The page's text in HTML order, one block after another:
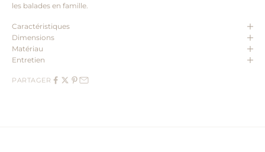
les balades en famille.
Caractéristiques
Dimensions
Matériau
Entretien
PARTAGER